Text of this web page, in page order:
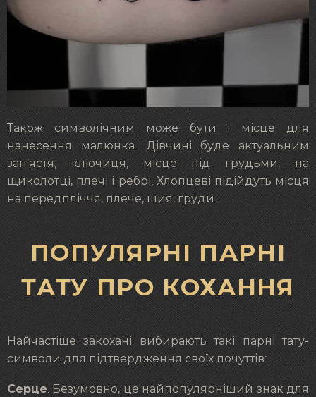
Також символічним може бути і місце для
нанесення малюнка. Дівчині буде актуальним
зап’ястя, ключиця, місце під грудьми, на
щиколотці, плечі і ребрі. Хлопцеві підійдуть місця
на передпліччя, плече, шия, груди.
ПОПУЛЯРНІ ПАРНІ
ТАТУ ПРО КОХАННЯ
Найчастіше закохані вибирають такі парні тату-
символи для підтвердження своїх почуттів:
Серце. Безумовно, це найпопулярніший знак для